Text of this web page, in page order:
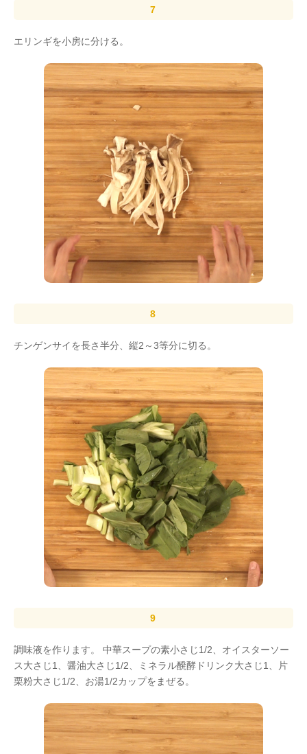
エリンギを小房に分ける。
チンゲンサイを長さ半分、縦2～3等分に切る。
調味液を作ります。 中華スープの素小さじ1/2、オイスターソー
ス大さじ1、醤油大さじ1/2、ミネラル醗酵ドリンク大さじ1、片
栗粉大さじ1/2、お湯1/2カップをまぜる。